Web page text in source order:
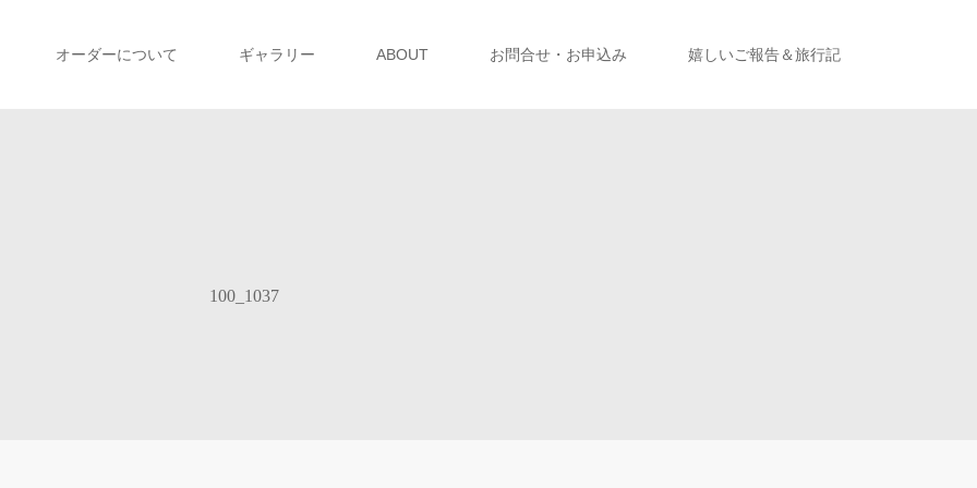
オーダーについて ギャラリー ABOUT お問合せ・お申込み 嬉しいご報告＆旅行記
100_1037